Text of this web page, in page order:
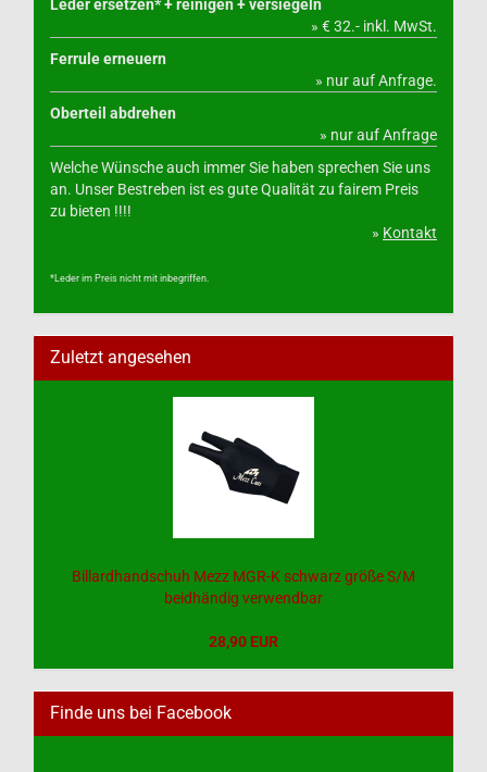
Leder ersetzen* + reinigen + versiegeln
» € 32.- inkl. MwSt.
Ferrule erneuern
» nur auf Anfrage.
Oberteil abdrehen
» nur auf Anfrage
Welche Wünsche auch immer Sie haben sprechen Sie uns
an. Unser Bestreben ist es gute Qualität zu fairem Preis
zu bieten !!!!
» Kontakt
*Leder im Preis nicht mit inbegriffen.
Zuletzt angesehen
Billardhandschuh Mezz MGR-K schwarz größe S/M
beidhändig verwendbar
28,90 EUR
Finde uns bei Facebook